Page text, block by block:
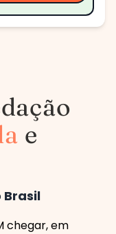
e
Brasil
chegar, em